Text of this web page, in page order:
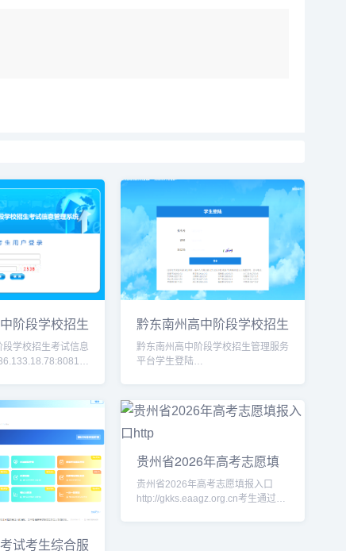
阶段学校招生
系统
段学校招生考试信息
黔东南州高中阶段学校招生
管理服务平台学生
黔东南州高中阶段学校招生管理服务
平台学生登陆
（考生端）完整
试考生综合服
贵州省2026年高考志愿填
报入口http
贵州省2026年高考志愿填报入口
http://gkks.eaagz.org.cn考生通过贵